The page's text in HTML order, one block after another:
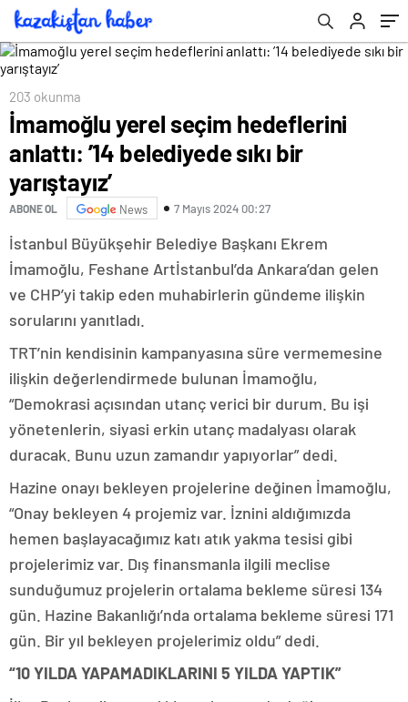
203 okunma
İmamoğlu yerel seçim hedeflerini
anlattı: ’14 belediyede sıkı bir
yarıştayız’
ABONE OL News 7 Mayıs 2024 00:27
İstanbul Büyükşehir Belediye Başkanı Ekrem
İmamoğlu, Feshane Artİstanbul’da Ankara’dan gelen
ve CHP’yi takip eden muhabirlerin gündeme ilişkin
sorularını yanıtladı.
TRT’nin kendisinin kampanyasına süre vermemesine
ilişkin değerlendirmede bulunan İmamoğlu,
“Demokrasi açısından utanç verici bir durum. Bu işi
yönetenlerin, siyasi erkin utanç madalyası olarak
duracak. Bunu uzun zamandır yapıyorlar” dedi.
Hazine onayı bekleyen projelerine değinen İmamoğlu,
“Onay bekleyen 4 projemiz var. İznini aldığımızda
hemen başlayacağımız katı atık yakma tesisi gibi
projelerimiz var. Dış finansmanla ilgili meclise
sunduğumuz projelerin ortalama bekleme süresi 134
gün. Hazine Bakanlığı’nda ortalama bekleme süresi 171
gün. Bir yıl bekleyen projelerimiz oldu” dedi.
“10 YILDA YAPAMADIKLARINI 5 YILDA YAPTIK”